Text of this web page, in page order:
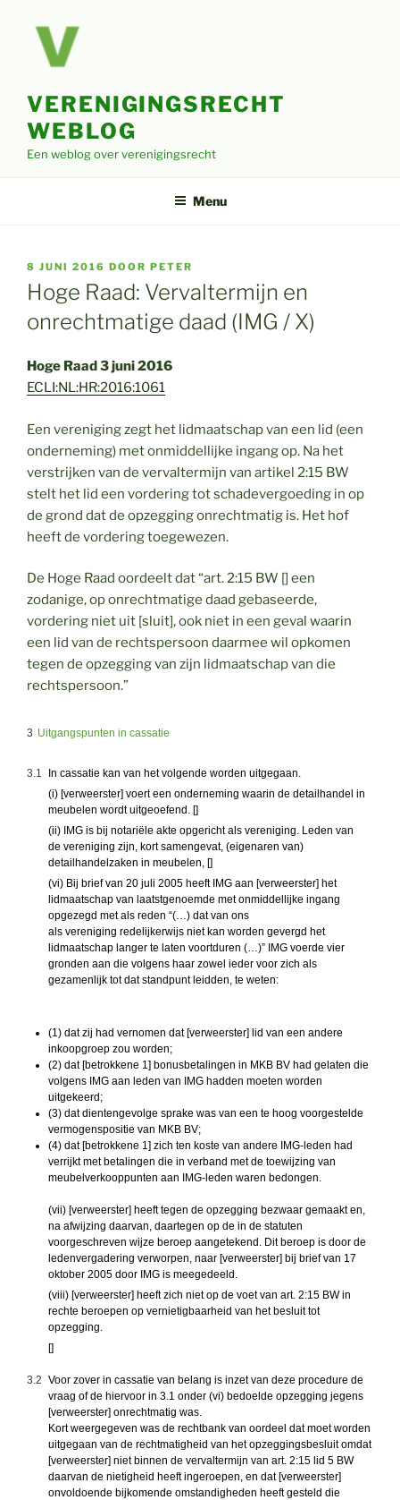
VERENIGINGSRECHT
WEBLOG
Een weblog over verenigingsrecht
Menu
GEPLAATST
OP
8 JUNI 2016 DOOR PETER
Hoge Raad: Vervaltermijn en
onrechtmatige daad (IMG / X)
Hoge Raad 3 juni 2016
ECLI:NL:HR:2016:1061
Een vereniging zegt het lidmaatschap van een lid (een
onderneming) met onmiddellijke ingang op. Na het
verstrijken van de vervaltermijn van artikel 2:15 BW
stelt het lid een vordering tot schadevergoeding in op
de grond dat de opzegging onrechtmatig is. Het hof
heeft de vordering toegewezen.
De Hoge Raad oordeelt dat “art. 2:15 BW [] een
zodanige, op onrechtmatige daad gebaseerde,
vordering niet uit [sluit], ook niet in een geval waarin
een lid van de rechtspersoon daarmee wil opkomen
tegen de opzegging van zijn lidmaatschap van die
rechtspersoon.”
3 Uitgangspunten in cassatie
3.1
In cassatie kan van het volgende worden uitgegaan.
(i) [verweerster] voert een onderneming waarin de detailhandel in
meubelen wordt uitgeoefend. []
(ii) IMG is bij notariële akte opgericht als vereniging . Leden van
de vereniging zijn, kort samengevat, (eigenaren van)
detailhandelzaken in meubelen, []
(vi) Bij brief van 20 juli 2005 heeft IMG aan [verweerster] het
lidmaatschap van laatstgenoemde met onmiddellijke ingang
opgezegd met als reden “(…) dat van ons
als vereniging redelijkerwijs niet kan worden gevergd het
lidmaatschap langer te laten voortduren (…)” IMG voerde vier
gronden aan die volgens haar zowel ieder voor zich als
gezamenlijk tot dat standpunt leidden, te weten:
(1) dat zij had vernomen dat [verweerster] lid van een andere
inkoopgroep zou worden;
(2) dat [betrokkene 1] bonusbetalingen in MKB BV had gelaten die
volgens IMG aan leden van IMG hadden moeten worden
uitgekeerd;
(3) dat dientengevolge sprake was van een te hoog voorgestelde
vermogenspositie van MKB BV;
(4) dat [betrokkene 1] zich ten koste van andere IMG-leden had
verrijkt met betalingen die in verband met de toewijzing van
meubelverkooppunten aan IMG-leden waren bedongen.
(vii) [verweerster] heeft tegen de opzegging bezwaar gemaakt en,
na afwijzing daarvan, daartegen op de in de statuten
voorgeschreven wijze beroep aangetekend. Dit beroep is door de
ledenvergadering verworpen, naar [verweerster] bij brief van 17
oktober 2005 door IMG is meegedeeld.
(viii) [verweerster] heeft zich niet op de voet van art. 2:15 BW in
rechte beroepen op vernietigbaarheid van het besluit tot
opzegging.
[]
3.2 Voor zover in cassatie van belang is inzet van deze procedure de
vraag of de hiervoor in 3.1 onder (vi) bedoelde opzegging jegens
[verweerster] onrechtmatig was.
Kort weergegeven was de rechtbank van oordeel dat moet worden
uitgegaan van de rechtmatigheid van het opzeggingsbesluit omdat
[verweerster] niet binnen de vervaltermijn van art. 2:15 lid 5 BW
daarvan de nietigheid heeft ingeroepen, en dat [verweerster]
onvoldoende bijkomende omstandigheden heeft gesteld die